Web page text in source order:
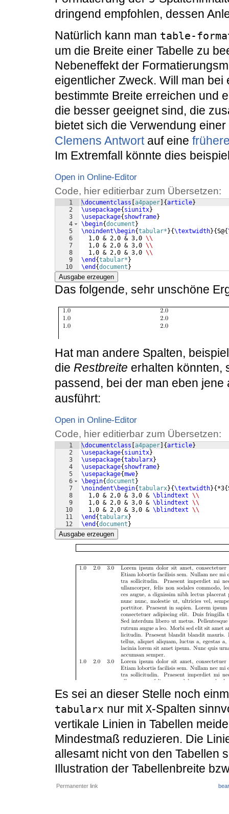
dringend empfohlen, dessen
Natürlich kann man table-
um die Breite einer Tabelle zu
Nebeneffekt der
eigentlicher Zweck. Will man bei
bestimmte Breite erreichen und
die besser geeignet sind, die
bietet sich die Verwendung einer
Clemens Antwortauf eine
Im Extremfall könnte dies
Open in Online-Editor
Code, hier editierbar zum Übersetzen:
1
2
3
4
5
6
7
8
9
10
\documentclass a4paper {article}
\usepackage{ siunitx}
\usepackage{ showframe}
\begin{document }
\noindent\begin{tabular* }{\textwidth}{S@{
  1,0 & 2,0 & 3,0
\\
  1,0 & 2,0 & 3,0
\\
  1,0 & 2,0 & 3,0
\\
\end {tabular* }
\end {document }
Ausgabe erzeugen
Das folgende, sehr unschöne
Hat man andere Spalten,
die Restbreite erhalten könnten,
passend, bei der man eben
ausführt:
Open in Online-Editor
Code, hier editierbar zum Übersetzen:
1
2
3
4
5
6
7
8
9
10
11
12
\documentclass a4paper {article}
\usepackage{ siunitx}
\usepackage{tabularx}
\usepackage{ showframe}
\usepackage{mwe}
\begin{document }
\noindent\begin{tabularx}{\textwidth}{ *3{
  1,0 & 2,0 & 3,0 &
\blindtext \\
  1,0 & 2,0 & 3,0 &
\blindtext \\
  1,0 & 2,0 & 3,0 &
\blindtext \\
\end {tabularx}
\end {document }
Ausgabe erzeugen
Es sei an dieser Stelle noch
tabularx nur mit X-Spalten
vertikale Linien in Tabellen
Mindestmaß reduzieren. Die
allesamt nicht von den Tabellen
Illustration der Tabellenbreite
Permanenter link